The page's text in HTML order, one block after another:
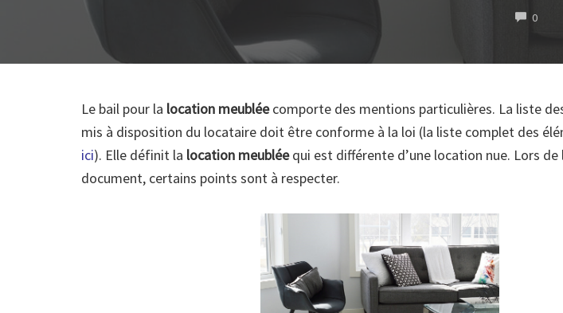
0
Le bail pour la location meubléecomporte des mentions particulières. La liste
mis à disposition du locataire doit être conforme à la loi (la liste complet des
ici). Elle définit la location meubléequi est différente d’une location nue. Lors de
document, certains points sont à respecter.